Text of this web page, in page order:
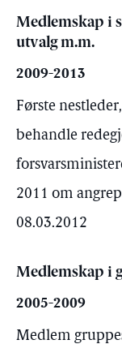
Medlemskap i
utvalg m.m.
2009-2013
Første
behandle
2011 om
08.03.2012
Medlemskap i
2005-2009
Medlem